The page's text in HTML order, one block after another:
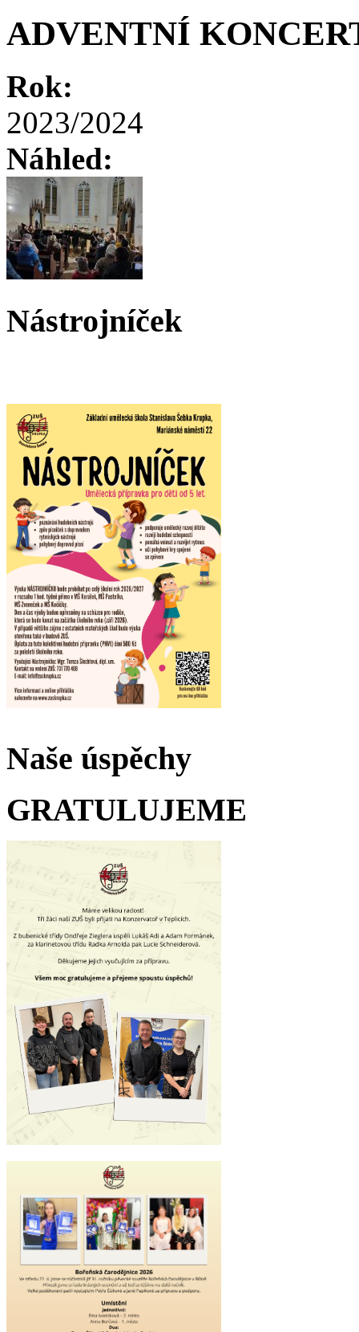
ADVENTNÍ
Rok:
2023/2024
Náhled:
Nástrojníček
Naše úspěchy
GRATULUJEME